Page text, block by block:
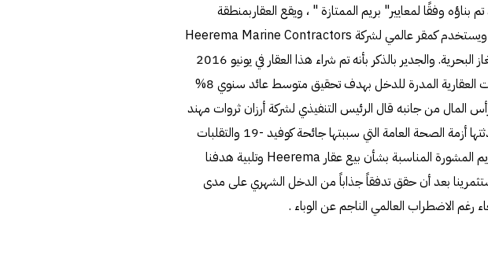
وقد تم بناؤه وفقًا لمعايير" بريم الممتازة " ، ويقع العقاربمنطقة
الأعمال المركزية في مدينة لايدن، هولندا ويستخدم كمقر عالمي لشركة Heerema Marine Contractors
، المقاول البحري الرائد لحقول النفط والغاز البحرية. والجدير بالذكر بأنه تم شراء هذا العقار في يونيو 2016
ضمن ستراتيجية أرزان ثروات للاستثمارات العقارية المدرة للدخل بهدف تحقيق متوسط عائد سنوي 8%
المال من جانبه قال الرئيس التنفيذي لشركة أرزان ثروات مهند
أبو الحسن"في ضوء الاضطرابات التي أحدثتها أزمة الصحة العامة التي سببتها جائحة كوفيد -19 والتقلبات
المتزايدة في أسعار النفط تمكنت من تقديم المشورة المناسبة بشأن بيع عقار Heerema وتلبية هدفنا
بعد أن حقق تدفقاً جذاباً من الدخل الشهري على مدى